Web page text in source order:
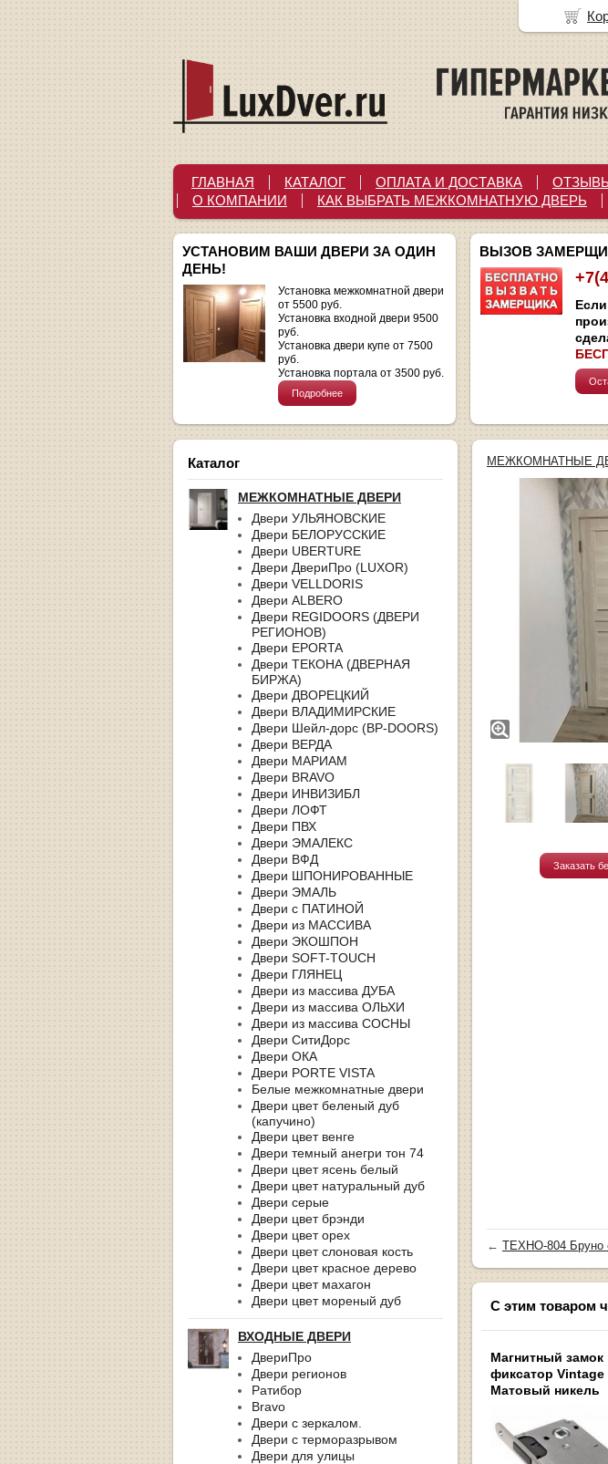
ГЛАВНАЯ КАТАЛОГ ОПЛАТА И ДОСТАВКА
О КОМПАНИИ
КАК ВЫБРАТЬ МЕЖКОМНАТНУЮ ДВЕРЬ
УСТАНОВИМ ВАШИ ДВЕРИ ЗА ОДИН
ДЕНЬ!
Установка межкомнатной двери
от 5500 руб.
Установка входной двери 9500
руб.
Установка двери купе от 7500
руб.
Установка портала от 3500 руб.
Подробнее
ВЫЗОВ
Каталог
МЕЖКОМНАТНЫЕ ДВЕРИ
Двери УЛЬЯНОВСКИЕ
Двери БЕЛОРУССКИЕ
Двери UBERTURE
Двери ДвериПро (LUXOR)
Двери VELLDORIS
Двери ALBERO
Двери REGIDOORS (ДВЕРИ
РЕГИОНОВ)
Двери EPORTA
Двери ТЕКОНА (ДВЕРНАЯ
БИРЖА)
Двери ДВОРЕЦКИЙ
Двери ВЛАДИМИРСКИЕ
Двери Шейл-дорс (BP-DOORS)
Двери ВЕРДА
Двери МАРИАМ
Двери BRAVO
Двери ИНВИЗИБЛ
Двери ЛОФТ
Двери ПВХ
Двери ЭМАЛЕКС
Двери ВФД
Двери ШПОНИРОВАННЫЕ
Двери ЭМАЛЬ
Двери с ПАТИНОЙ
Двери из МАССИВА
Двери ЭКОШПОН
Двери SOFT-TOUCH
Двери ГЛЯНЕЦ
Двери из массива ДУБА
Двери из массива ОЛЬХИ
Двери из массива СОСНЫ
Двери СитиДорс
Двери ОКА
Двери PORTE VISTA
Белые межкомнатные двери
Двери цвет беленый дуб
(капучино)
Двери цвет венге
Двери темный анегри тон 74
Двери цвет ясень белый
Двери цвет натуральный дуб
Двери серые
Двери цвет брэнди
Двери цвет орех
Двери цвет слоновая кость
Двери цвет красное дерево
Двери цвет махагон
Двери цвет мореный дуб
ВХОДНЫЕ ДВЕРИ
ДвериПро
Двери регионов
Ратибор
Bravo
Двери с зеркалом.
Двери с терморазрывом
Двери для улицы
МЕЖКОМНАТНЫЕ
Заказать
← ТЕХНО-804 Бруно
С этим товаром
Магнитный замок
фиксатор Vintage
Матовый никель